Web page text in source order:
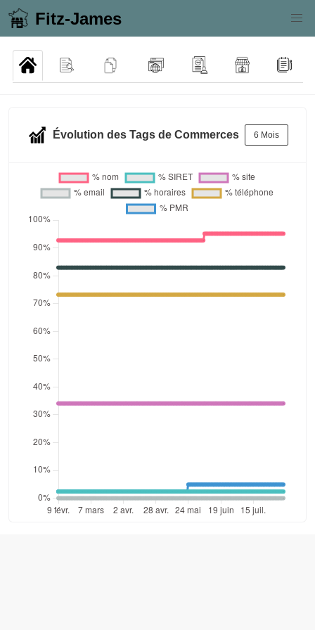
Fitz-James
Évolution des Tags de Commerces 6 Mois